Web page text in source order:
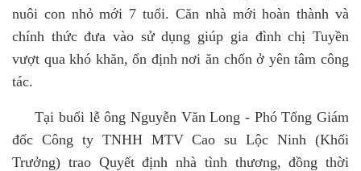
nuôi con nhỏ mới 7 tuổi. Căn nhà mới hoàn thành và
chính thức đưa vào sử dụng giúp gia đình chị Tuyền
vượt qua khó khăn, ổn định nơi ăn chốn ở yên tâm công
tác.
Tại buổi lễ ông Nguyễn Văn Long - Phó Tổng Giám
đốc Công ty TNHH MTV Cao su Lộc Ninh (Khối
Trưởng) trao Quyết định nhà tình thương, đồng thời